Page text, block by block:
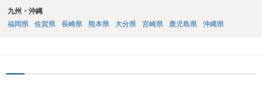
九州・沖縄
福岡県
佐賀県 長崎県 熊本県 大分県 宮崎県 鹿児島県 沖縄県